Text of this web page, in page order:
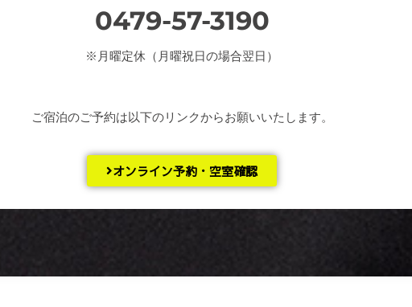
0479-57-3190
※月曜定休（月曜祝日の場合翌日）
ご宿泊のご予約は以下のリンクからお願いいたします。
オンライン予約・空室確認